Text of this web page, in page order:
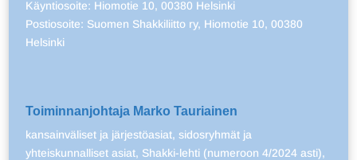
Käyntiosoite: Hiomotie 10, 00380 Helsinki
Postiosoite: Suomen Shakkiliitto ry, Hiomotie 10, 00380
Helsinki
Toiminnanjohtaja Marko Tauriainen
kansainväliset ja järjestöasiat, sidosryhmät ja
yhteiskunnalliset asiat, Shakki-lehti (numeroon 4/2024 asti),